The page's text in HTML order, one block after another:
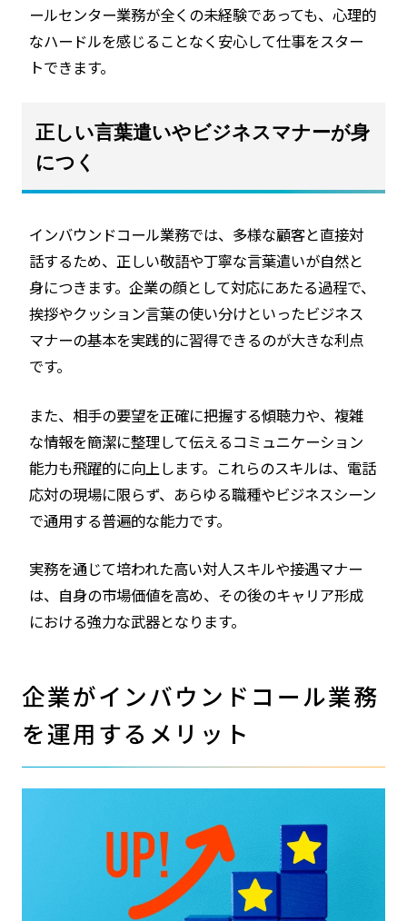
ールセンター業務が全くの未経験であっても、心理的
なハードルを感じることなく安心して仕事をスター
トできます。
正しい言葉遣いやビジネスマナーが身
につく
インバウンドコール業務では、多様な顧客と直接対
話するため、正しい敬語や丁寧な言葉遣いが自然と
身につきます。企業の顔として対応にあたる過程で、
挨拶やクッション言葉の使い分けといったビジネス
マナーの基本を実践的に習得できるのが大きな利点
です。
また、相手の要望を正確に把握する傾聴力や、複雑
な情報を簡潔に整理して伝えるコミュニケーション
能力も飛躍的に向上します。これらのスキルは、電話
応対の現場に限らず、あらゆる職種やビジネスシーン
で通用する普遍的な能力です。
実務を通じて培われた高い対人スキルや接遇マナー
は、自身の市場価値を高め、その後のキャリア形成
における強力な武器となります。
企業がインバウンドコール業務
を運用するメリット